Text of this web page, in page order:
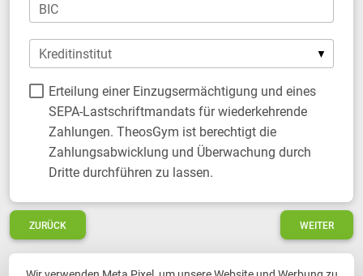
BIC
Kreditinstitut
Erteilung einer Einzugsermächtigung und eines
SEPA-Lastschriftmandats für wiederkehrende
Zahlungen. TheosGym ist berechtigt die
Zahlungsabwicklung und Überwachung durch
Dritte durchführen zu lassen.
WEITER
ZURÜCK